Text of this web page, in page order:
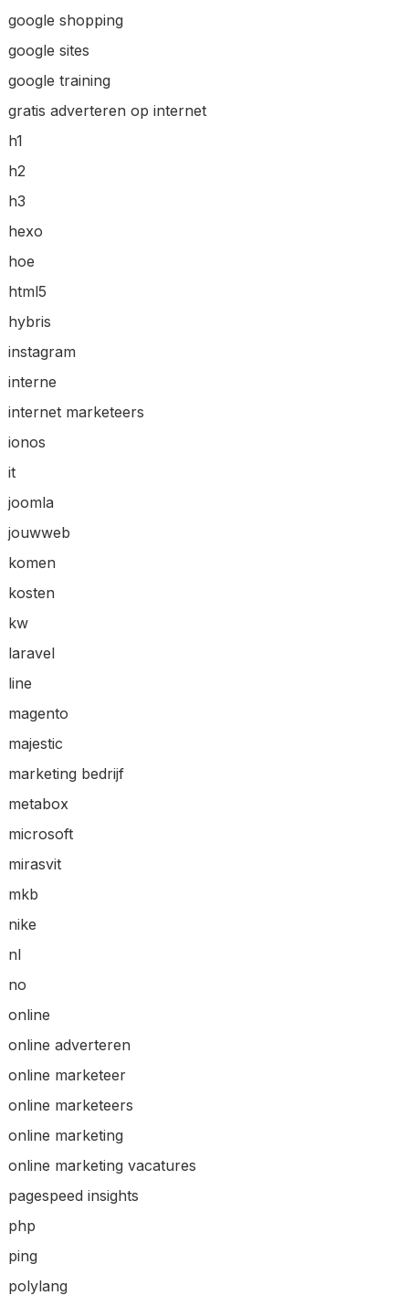
google shopping
google sites
google training
gratis adverteren op internet
h1
h2
h3
hexo
hoe
html5
hybris
instagram
interne
internet marketeers
ionos
it
joomla
jouwweb
komen
kosten
kw
laravel
line
magento
majestic
marketing bedrijf
metabox
microsoft
mirasvit
mkb
nike
nl
no
online
online adverteren
online marketeer
online marketeers
online marketing
online marketing vacatures
pagespeed insights
php
ping
polylang